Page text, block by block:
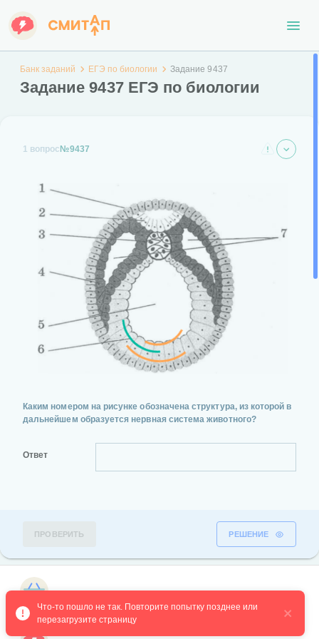
Банк заданий ЕГЭ по биологии Задание 9437
Задание 9437 ЕГЭ по биологии
1 вопрос №9437
Каким номером на рисунке обозначена структура, из которой в
дальнейшем образуется нервная система животного?
Ответ
ПРОВЕРИТЬ РЕШЕНИЕ
2 вопрос
Что-то пошло не так. Повторите попытку позднее или
перезагрузите страницу